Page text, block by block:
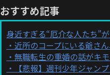
おすすめ記事
身近すぎる“厄介な人たち”が
近所のコープにいる爺さ
無職転生の重婚の話がキ
【悲報】週刊少年ジャン